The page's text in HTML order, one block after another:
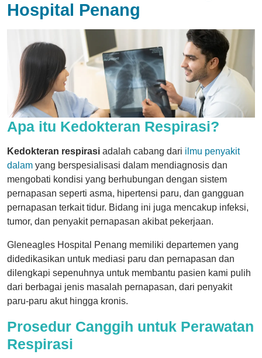
Hospital Penang
Apa itu Kedokteran Respirasi?
Kedokteran respirasi adalah cabang dari ilmu penyakit
dalam yang berspesialisasi dalam mendiagnosis dan
mengobati kondisi yang berhubungan dengan sistem
pernapasan seperti asma, hipertensi paru, dan gangguan
pernapasan terkait tidur. Bidang ini juga mencakup infeksi,
tumor, dan penyakit pernapasan akibat pekerjaan.
Gleneagles Hospital Penang memiliki departemen yang
didedikasikan untuk mediasi paru dan pernapasan dan
dilengkapi sepenuhnya untuk membantu pasien kami pulih
dari berbagai jenis masalah pernapasan, dari penyakit
paru-paru akut hingga kronis.
Prosedur Canggih untuk Perawatan
Respirasi